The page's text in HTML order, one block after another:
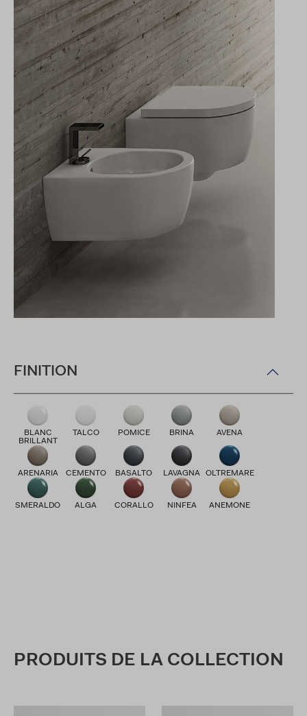
FINITION
BLANC
BRILLANT
TALCO POMICE BRINA AVENA
ARENARIA CEMENTO BASALTO LAVAGNA OLTREMARE
SMERALDO ALGA CORALLO NINFEA ANEMONE
PRODUITS DE LA COLLECTION